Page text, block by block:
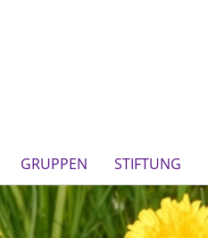
GRUPPEN STIFTUNG